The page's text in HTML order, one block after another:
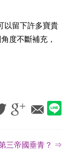
以留下許多寶貴
度不斷補充，
三帝國垂青？ ⇒